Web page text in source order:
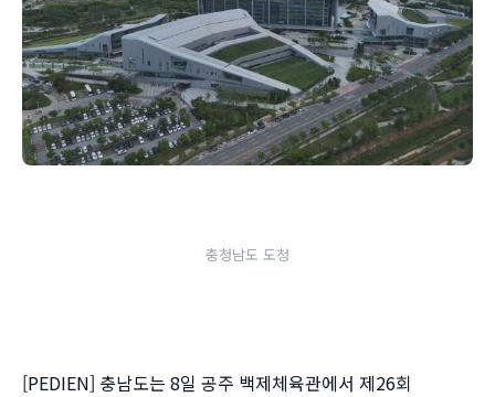
충청남도 도청
[PEDIEN] 충남도는 8일 공주 백제체육관에서 제26회